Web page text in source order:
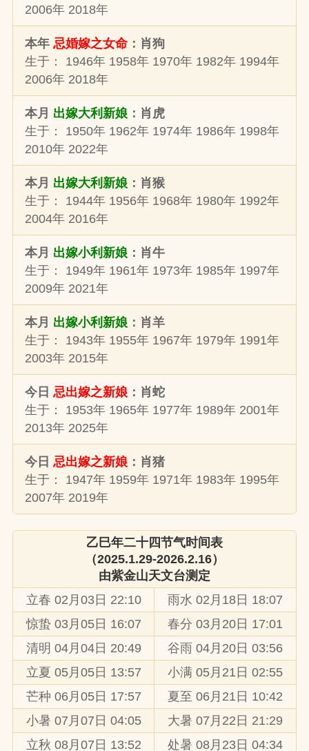
2006年 2018年
本年 忌婚嫁之女命：肖狗
生于： 1946年 1958年 1970年 1982年 1994年
2006年 2018年
本月 出嫁大利新娘：肖虎
生于： 1950年 1962年 1974年 1986年 1998年
2010年 2022年
本月 出嫁大利新娘：肖猴
生于： 1944年 1956年 1968年 1980年 1992年
2004年 2016年
本月 出嫁小利新娘：肖牛
生于： 1949年 1961年 1973年 1985年 1997年
2009年 2021年
本月 出嫁小利新娘：肖羊
生于： 1943年 1955年 1967年 1979年 1991年
2003年 2015年
今日 忌出嫁之新娘：肖蛇
生于： 1953年 1965年 1977年 1989年 2001年
2013年 2025年
今日 忌出嫁之新娘：肖猪
生于： 1947年 1959年 1971年 1983年 1995年
2007年 2019年
乙巳年二十四节气时间表
（2025.1.29-2026.2.16）
由紫金山天文台测定
立春 02月03日 22:10
雨水 02月18日 18:07
惊蛰 03月05日 16:07
春分 03月20日 17:01
清明 04月04日 20:49
谷雨 04月20日 03:56
立夏 05月05日 13:57
小满 05月21日 02:55
芒种 06月05日 17:57
夏至 06月21日 10:42
小暑 07月07日 04:05
大暑 07月22日 21:29
立秋 08月07日 13:52
处暑 08月23日 04:34